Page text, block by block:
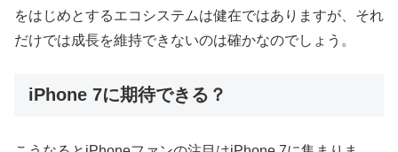
をはじめとするエコシステムは健在ではありますが、それ
だけでは成長を維持できないのは確かなのでしょう。
iPhone 7に期待できる？